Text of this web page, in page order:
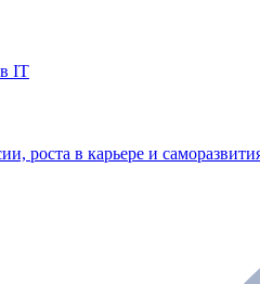
IT
роста в карьере и